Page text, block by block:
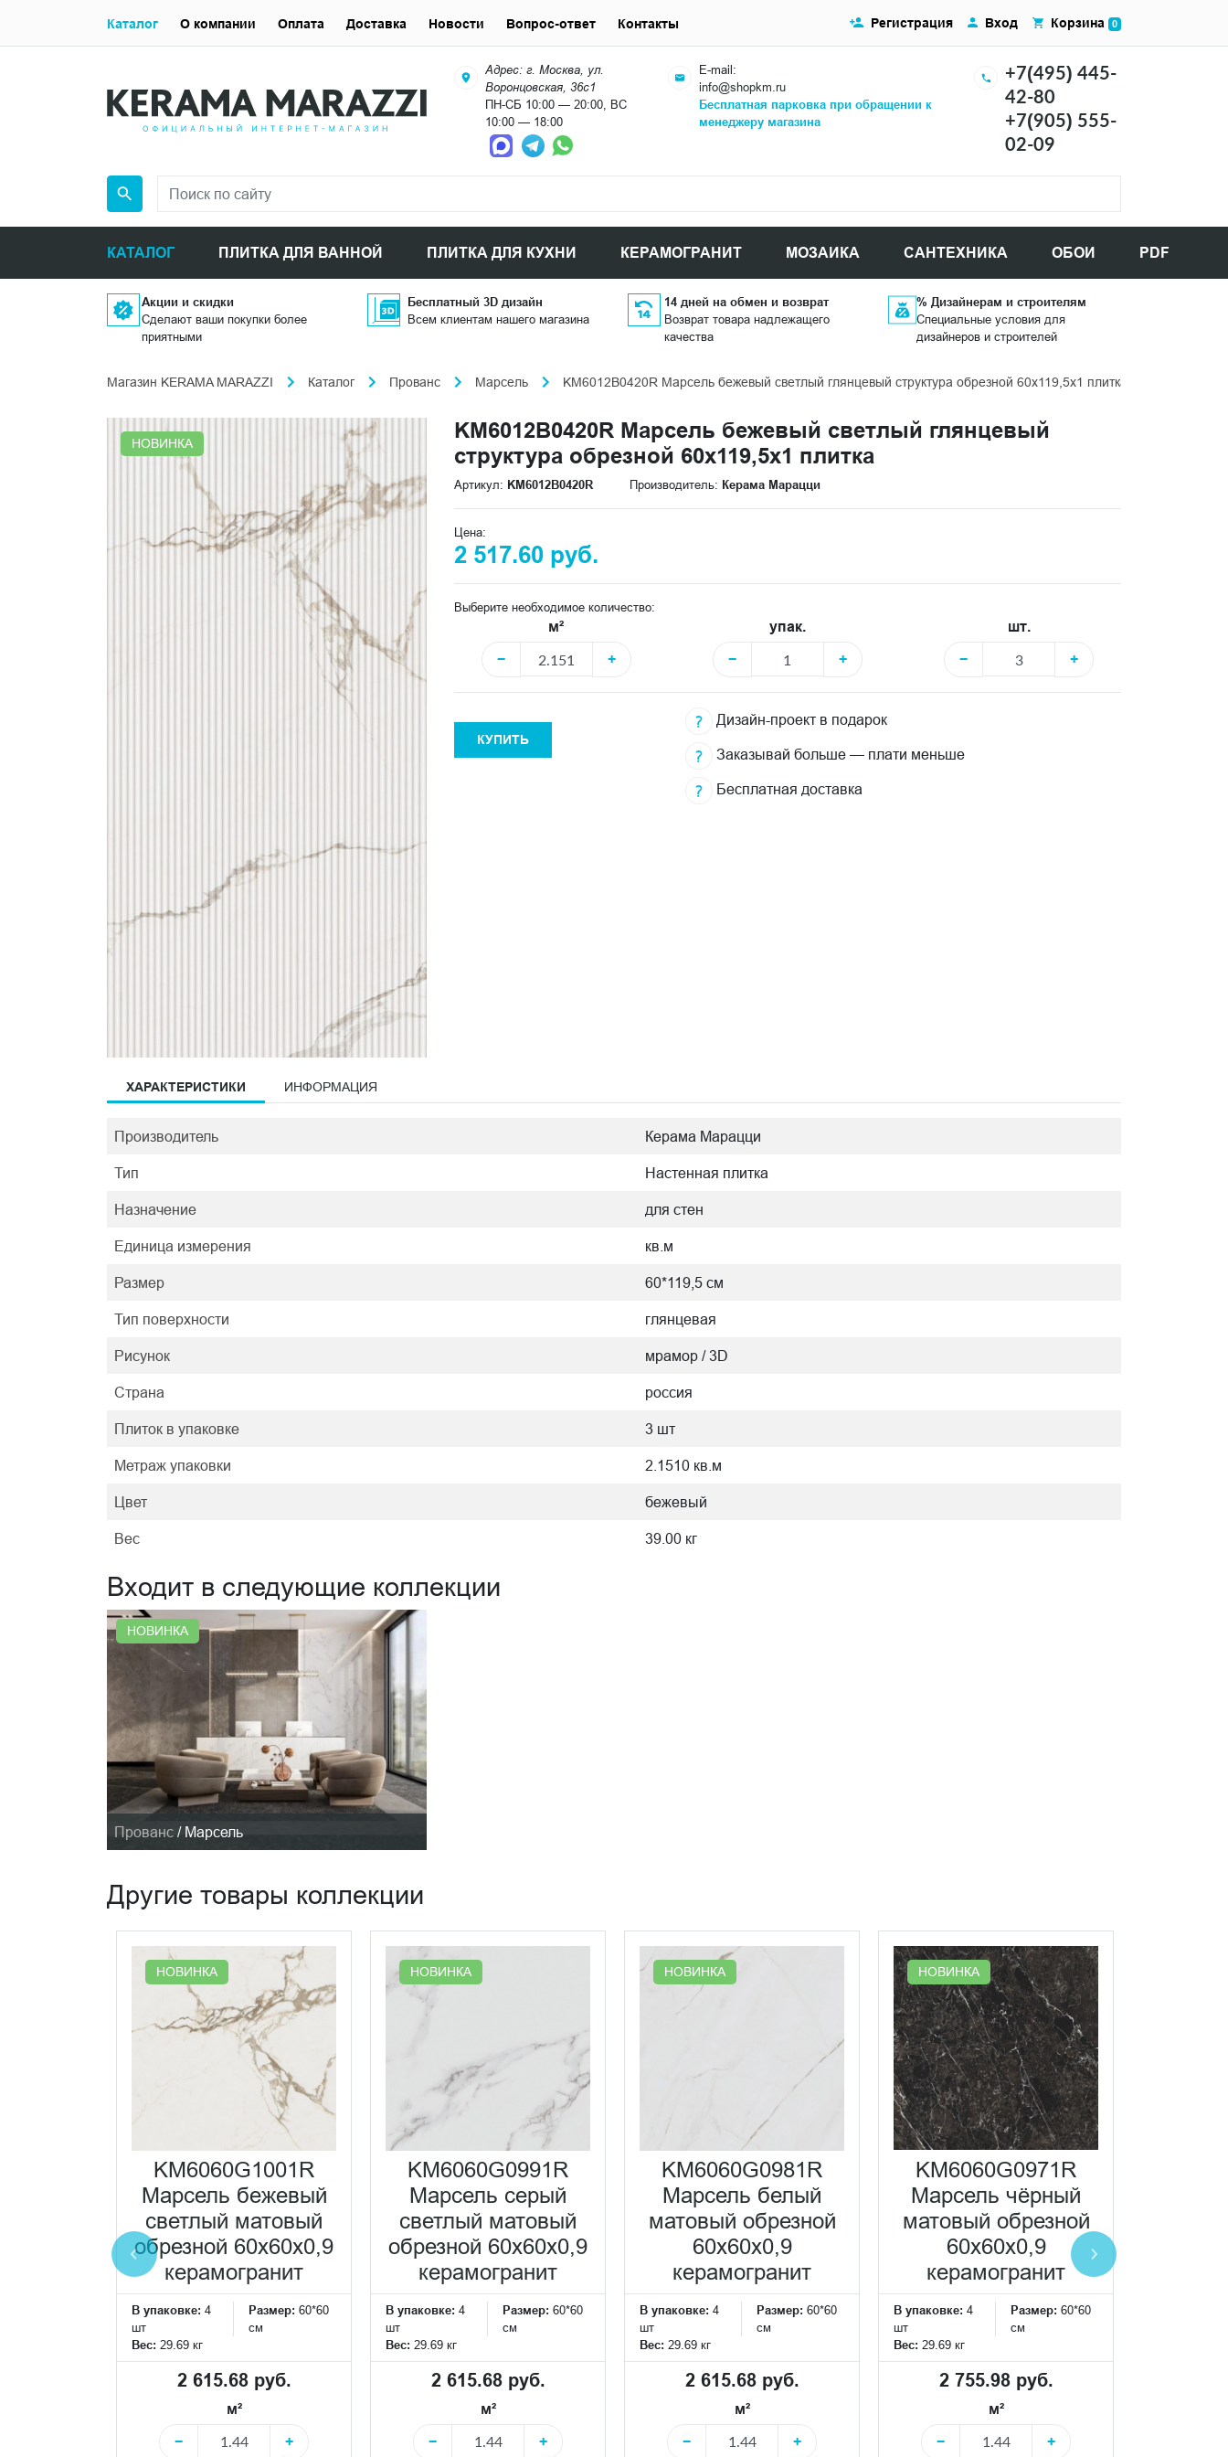
Адрес: г. Москва, ул.
Воронцовская, 36с1
ПН-СБ 10:00 — 20:00, ВС
10:00 — 18:00
E-mail:
info@shopkm.ru
Бесплатная парковка при обращении к
менеджеру магазина
+7(495) 445-
42-80
+7(905) 555-
02-09
КАТАЛОГ ПЛИТКА ДЛЯ ВАННОЙ ПЛИТКА ДЛЯ КУХНИ КЕРАМОГРАНИТ МОЗАИКА САНТЕХНИКА ОБОИ PDF
Регистрация Вход Корзина 0
Каталог О компании Оплата Доставка Новости Вопрос-ответ Контакты
Акции и скидки
Сделают ваши покупки более
приятными
Бесплатный 3D дизайн
Всем клиентам нашего магазина
14 дней на обмен и возврат
Возврат товара надлежащего
качества
% Дизайнерам и строителям
Специальные условия для
дизайнеров и строителей
Магазин KERAMA MARAZZI Каталог Прованс Марсель KM6012B0420R Марсель бежевый светлый глянцевый структура обрезной 60x119,5x1 плитка
НОВИНКА
KM6012B0420R Марсель бежевый светлый глянцевый
структура обрезной 60x119,5x1 плитка
Артикул: KM6012B0420R Производитель: Керама Марацци
Цена:
2 517.60 руб.
Выберите необходимое количество:
м²
−
+
упак.
−
+
шт.
−
+
КУПИТЬ
Дизайн-проект в подарок
Заказывай больше — плати меньше
Бесплатная доставка
ХАРАКТЕРИСТИКИ ИНФОРМАЦИЯ
Производитель Керама Марацци
Тип Настенная плитка
Назначение для стен
Единица измерения кв.м
Размер 60*119,5 см
Тип поверхности глянцевая
Рисунок мрамор / 3D
Страна россия
Плиток в упаковке 3 шт
Метраж упаковки 2.1510 кв.м
Цвет бежевый
Вес 39.00 кг
Входит в следующие коллекции
НОВИНКА
Прованс / Марсель
Другие товары коллекции
НОВИНКА
KM6060G1001R
Марсель бежевый
светлый матовый
обрезной 60x60x0,9
керамогранит
В упаковке: 4
шт
Размер: 60*60
см
Вес: 29.69 кг
2 615.68 руб.
м²
−
+
НОВИНКА
KM6060G0991R
Марсель серый
светлый матовый
обрезной 60x60x0,9
керамогранит
В упаковке: 4
шт
Размер: 60*60
см
Вес: 29.69 кг
2 615.68 руб.
м²
−
+
НОВИНКА
KM6060G0981R
Марсель белый
матовый обрезной
60x60x0,9
керамогранит
В упаковке: 4
шт
Размер: 60*60
см
Вес: 29.69 кг
2 615.68 руб.
м²
−
+
НОВИНКА
KM6060G0971R
Марсель чёрный
матовый обрезной
60x60x0,9
керамогранит
В упаковке: 4
шт
Размер: 60*60
см
Вес: 29.69 кг
2 755.98 руб.
м²
−
+